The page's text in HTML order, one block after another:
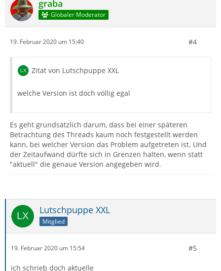
graba
Globaler Moderator
19. Februar 2020 um 15:40 #4
Zitat von Lutschpuppe XXL
welche Version ist doch völlig egal
Es geht grundsätzlich darum, dass bei einer späteren
Betrachtung des Threads kaum noch festgestellt werden
kann, bei welcher Version das Problem aufgetreten ist. Und
der Zeitaufwand dürfte sich in Grenzen halten, wenn statt
"aktuell" die genaue Version angegeben wird.
Lutschpuppe XXL
Mitglied
19. Februar 2020 um 15:54 #5
ich schrieb doch aktuelle